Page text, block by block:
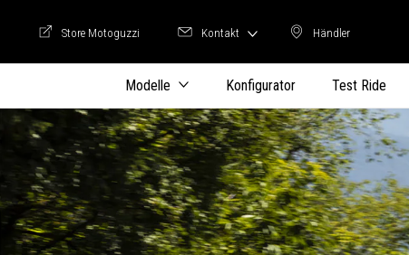
Händler
Händler
Store Motoguzzi
Store Motoguzzi Kontakt
Modelle Konfigurator Test Ride